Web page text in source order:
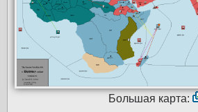
Большая карта: